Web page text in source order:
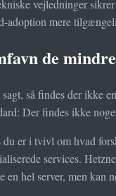
vejledninger
adoption mere
de
så findes der ikke
Der findes ikke
er i tvivl om hvad
services.
en hel server, men kan